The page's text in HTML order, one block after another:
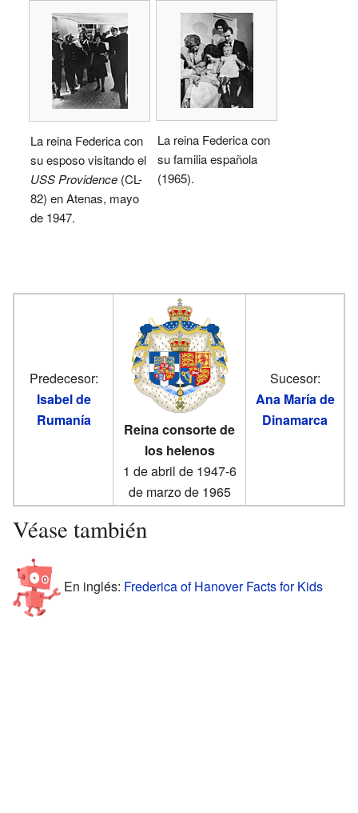
La reina Federica con
su esposo visitando el
USS Providence (CL-
82) en Atenas, mayo
de 1947.
La reina Federica con
su familia española
(1965).
Predecesor:
Isabel de
Rumanía
Reina consorte de
los helenos
1 de abril de 1947-6
de marzo de 1965
Sucesor:
Ana María de
Dinamarca
Véase también
En inglés: Frederica of Hanover Facts for Kids